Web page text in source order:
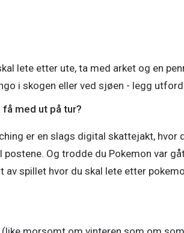
lete etter ute, ta med arket og en
med ut på tur?
er en slags digital skattejakt, hvor
Og trodde du Pokemon var
av spillet hvor du skal lete etter